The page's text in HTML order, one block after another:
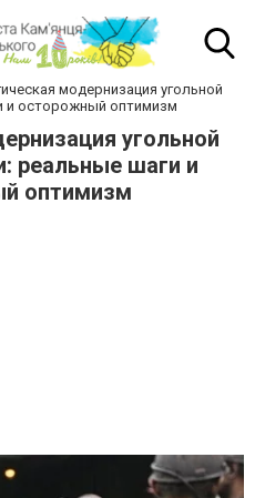
модернизация угольной
и осторожный оптимизм
угольной
реальные шаги и
оптимизм